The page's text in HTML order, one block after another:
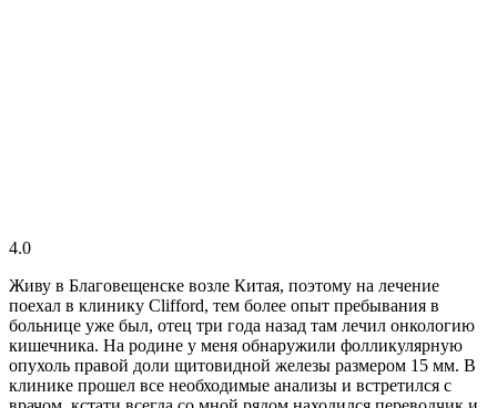
4.0
Живу в Благовещенске возле Китая, поэтому на лечение
поехал в клинику Clifford, тем более опыт пребывания в
больнице уже был, отец три года назад там лечил онкологию
кишечника. На родине у меня обнаружили фолликулярную
опухоль правой доли щитовидной железы размером 15 мм. В
клинике прошел все необходимые анализы и встретился с